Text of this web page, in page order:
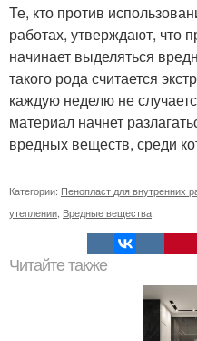
Те, кто против
работах, утверждают, что
начинает выделяться
такого рода считается
каждую неделю не
материал начнет
вредных веществ, среди
Категории: Пенопласт для внутренних
утеплении Вредные вещества
Читайте также